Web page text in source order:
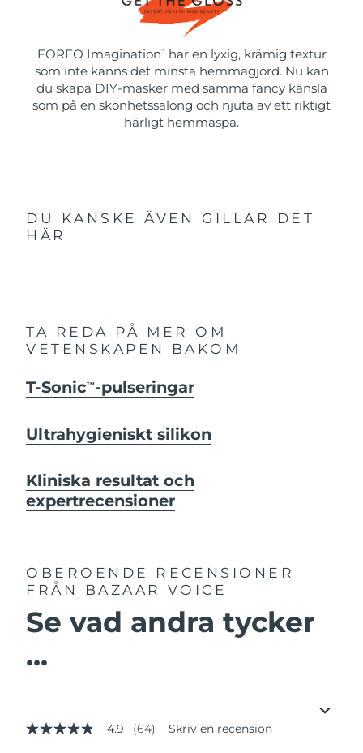
FOREO Imagination ™
har en lyxig, krämig textur
som inte känns det minsta hemmagjord. Nu kan
du skapa DIY-masker med samma fancy känsla
som på en skönhetssalong och njuta av ett riktigt
härligt hemmaspa.
DU KANSKE ÄVEN GILLAR DET
HÄR
TA REDA PÅ MER OM
VETENSKAPEN BAKOM
T-SonicTM -pulseringar
Ultrahygieniskt silikon
Kliniska resultat och
expertrecensioner
OBEROENDE RECENSIONER
FRÅN BAZAAR VOICE
Se vad andra tycker
...
4.9
4.9 (64) Skriv en recension